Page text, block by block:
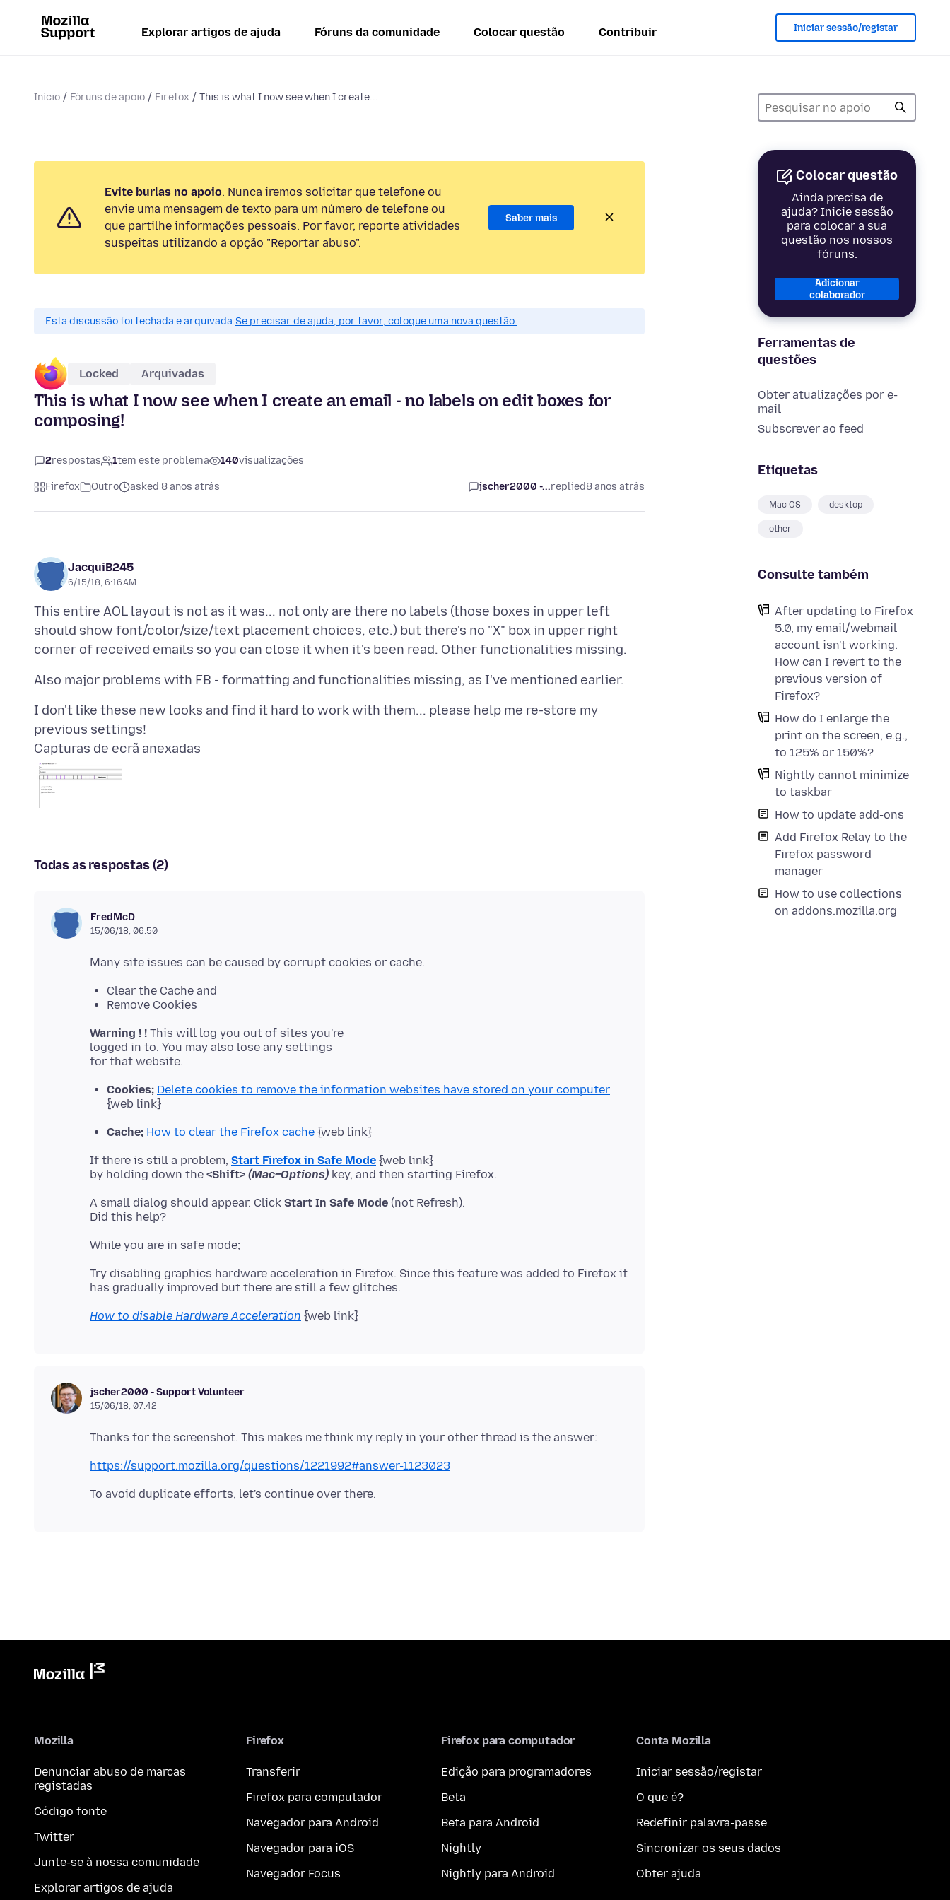
Explorar artigos de ajuda Fóruns da comunidade Colocar questão Contribuir Iniciar sessão/registar
Início Fóruns de apoio Firefox This is what I now see when I create...
Colocar questão
Ainda precisa de
ajuda? Inicie sessão
para colocar a sua
questão nos nossos
fóruns.
Adicionar
colaborador
Ferramentas de
questões
Obter atualizações por e-
mail
Subscrever ao feed
Etiquetas
Mac OS desktop
other
Consulte também
After updating to Firefox
5.0, my email/webmail
account isn't working.
How can I revert to the
previous version of
Firefox?
How do I enlarge the
print on the screen, e.g.,
to 125% or 150%?
Nightly cannot minimize
to taskbar
How to update add-ons
Add Firefox Relay to the
Firefox password
manager
How to use collections
on addons.mozilla.org
Evite burlas no apoio. Nunca iremos solicitar que telefone ou
envie uma mensagem de texto para um número de telefone ou
que partilhe informações pessoais. Por favor, reporte atividades
suspeitas utilizando a opção "Reportar abuso".
Saber mais
Esta discussão foi fechada e arquivada.Se precisar de ajuda, por favor, coloque uma nova questão.
Locked Arquivadas
This is what I now see when I create an email - no labels on edit boxes for
composing!
2respostas 1tem este problema 140visualizações
Firefox Outro asked 8 anos atrás jscher2000 -...replied8 anos atrás
JacquiB245
6/15/18, 6:16 AM
This entire AOL layout is not as it was... not only are there no labels (those boxes in upper left
should show font/color/size/text placement choices, etc.) but there's no "X" box in upper right
I don't like these new looks and find it hard to work with them... please help me re-store my
Capturas de ecrã anexadas
Todas as respostas (2)
FredMcD
15/06/18, 06:50
Clear the Cache and
Remove Cookies
Warning ! ! This will log you out of sites you're
logged in to. You may also lose any settings
Cookies; Delete cookies to remove the information websites have stored on your computer
{web link}
Cache; How to clear the Firefox cache {web link}
If there is still a problem, Start Firefox in Safe Mode {web link}
by holding down the <Shift> (Mac=Options)
A small dialog should appear. Click Start In Safe Mode (not Refresh).
Try disabling graphics hardware acceleration in Firefox. Since this feature was added to Firefox it
How to disable Hardware Acceleration
jscher2000 - Support Volunteer
15/06/18, 07:42
https://support.mozilla.org/questions/1221992#answer-1123023
Mozilla
Denunciar abuso de marcas
registadas
Código fonte
Twitter
Junte-se à nossa comunidade
Explorar artigos de ajuda
Firefox
Transferir
Firefox para computador
Navegador para Android
Navegador para iOS
Navegador Focus
Firefox para computador
Edição para programadores
Beta
Beta para Android
Nightly
Nightly para Android
Conta Mozilla
Iniciar sessão/registar
O que é?
Redefinir palavra-passe
Sincronizar os seus dados
Obter ajuda